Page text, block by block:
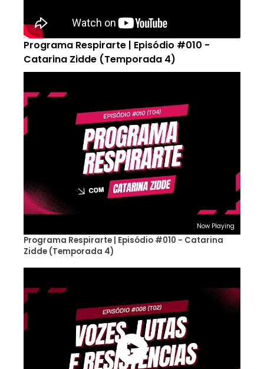
Programa Respirarte | Episódio #010 -
Catarina Zidde (Temporada 4)
Now Playing
Programa Respirarte | Episódio #010 - Catarina
Zidde (Temporada 4)